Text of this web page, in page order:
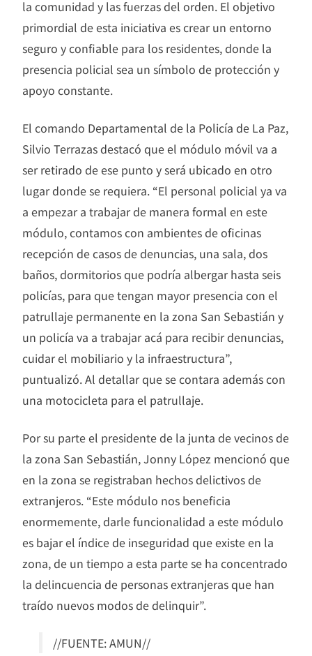
la comunidad y las fuerzas del orden. El objetivo
primordial de esta iniciativa es crear un entorno
seguro y confiable para los residentes, donde la
presencia policial sea un símbolo de protección y
apoyo constante.
El comando Departamental de la Policía de La Paz,
Silvio Terrazas destacó que el módulo móvil va a
ser retirado de ese punto y será ubicado en otro
lugar donde se requiera. “El personal policial ya va
a empezar a trabajar de manera formal en este
módulo, contamos con ambientes de oficinas
recepción de casos de denuncias, una sala, dos
baños, dormitorios que podría albergar hasta seis
policías, para que tengan mayor presencia con el
patrullaje permanente en la zona San Sebastián y
un policía va a trabajar acá para recibir denuncias,
cuidar el mobiliario y la infraestructura”,
puntualizó. Al detallar que se contara además con
una motocicleta para el patrullaje.
Por su parte el presidente de la junta de vecinos de
la zona San Sebastián, Jonny López mencionó que
en la zona se registraban hechos delictivos de
extranjeros. “Este módulo nos beneficia
enormemente, darle funcionalidad a este módulo
es bajar el índice de inseguridad que existe en la
zona, de un tiempo a esta parte se ha concentrado
la delincuencia de personas extranjeras que han
traído nuevos modos de delinquir”.
//FUENTE: AMUN//